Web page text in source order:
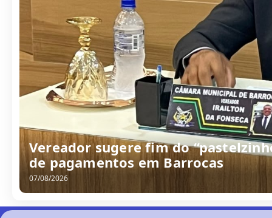
Vereador sugere fim do
de pagamentos em Barrocas
07/08/2026